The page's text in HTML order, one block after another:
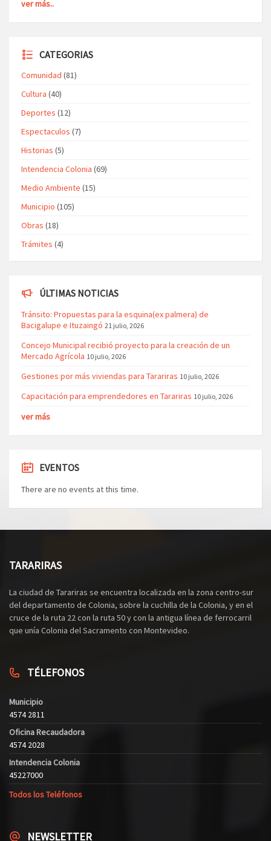
ver más..
CATEGORIAS
Comunidad (81)
Cultura (40)
Deportes (12)
Espectaculos (7)
Historias (5)
Intendencia Colonia (69)
Medio Ambiente (15)
Municipio (105)
Obras (18)
Trámites (4)
ÚLTIMAS NOTICIAS
Tránsito: Propuestas para la esquina(ex palmera) de
Bacigalupe e Ituzaingó 21 julio, 2026
Concejo Municipal recibió proyecto para la creación de un
Mercado Agrícola 10 julio, 2026
Gestiones por más viviendas para Tarariras 10 julio, 2026
Capacitación para emprendedores en Tarariras 10 julio, 2026
ver más
EVENTOS
There are no events at this time.
TARARIRAS
La ciudad de Tarariras se encuentra localizada en la zona centro-sur
del departamento de Colonia, sobre la cuchilla de la Colonia, y en el
cruce de la ruta 22 con la ruta 50 y con la antigua línea de ferrocarril
que unía Colonia del Sacramento con Montevideo.
TÉLEFONOS
Municipio
4574 2811
Oficina Recaudadora
4574 2028
Intendencia Colonia
45227000
Todos los Teléfonos
NEWSLETTER